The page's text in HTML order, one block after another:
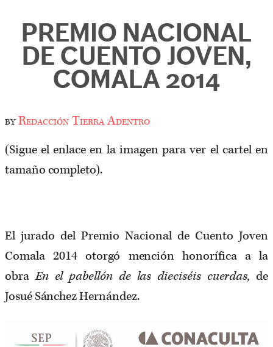
PREMIO NACIONAL
DE CUENTO JOVEN,
COMALA 2014
byRedacción Tierra Adentro
(Sigue el enlace en la imagen para ver el cartel en
tamaño completo).
El jurado del Premio Nacional de Cuento Joven
Comala 2014 otorgó mención honorífica a la
obraEn el pabellón de las dieciséis cuerdas, de
Josué Sánchez Hernández.